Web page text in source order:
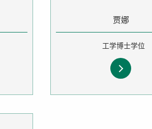
贾娜
工学博士学位